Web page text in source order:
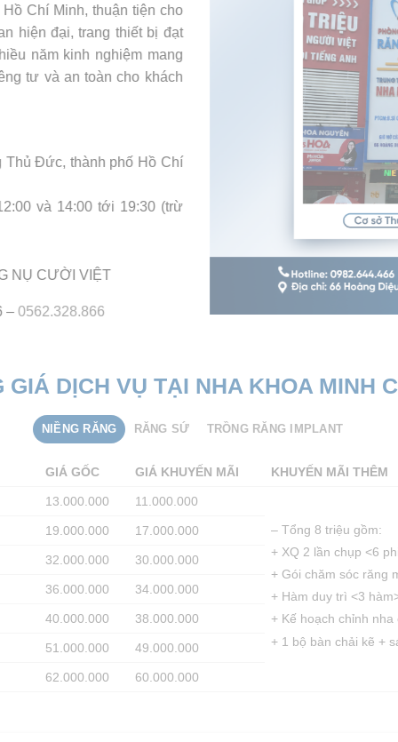
Chí Minh, thuận tiện cho
hiện đại, trang thiết bị đạt
năm kinh nghiệm mang
tư và an toàn cho khách
Đức, thành phố Hồ Chí
và 14:00 tới 19:30 (trừ
NỤ CƯỜI VIỆT
–0562.328.866
GIÁ DỊCH VỤ TẠI NHA KHOA MINH
NIỀNG RĂNG RĂNG SỨ TRỒNG RĂNG IMPLANT
GIÁ GỐC GIÁ KHUYẾN MÃI KHUYẾN MÃI THÊM
13.000.000
11.000.000
– Tổng 8 triệu gồm:
+ XQ 2 lần chụp <6
+ Gói chăm sóc răng
+ Hàm duy trì <3
+ Kế hoạch chỉnh
+ 1 bộ bàn chải kẽ +
19.000.000 17.000.000
32.000.000 30.000.000
36.000.000 34.000.000
40.000.000 38.000.000
51.000.000 49.000.000
62.000.000 60.000.000